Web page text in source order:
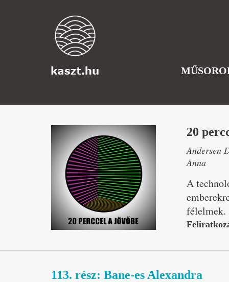
20
Andersen
Anna
A
félelmek.
113. rész: Bane-es Alexandra